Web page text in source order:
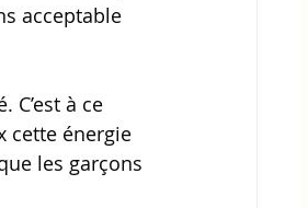
acceptable
à ce
cette énergie
les garçons